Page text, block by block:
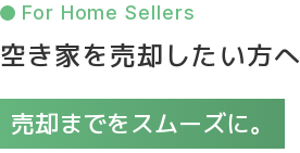
For Home Sellers
空き家を売却したい方へ
売却までをスムーズに。